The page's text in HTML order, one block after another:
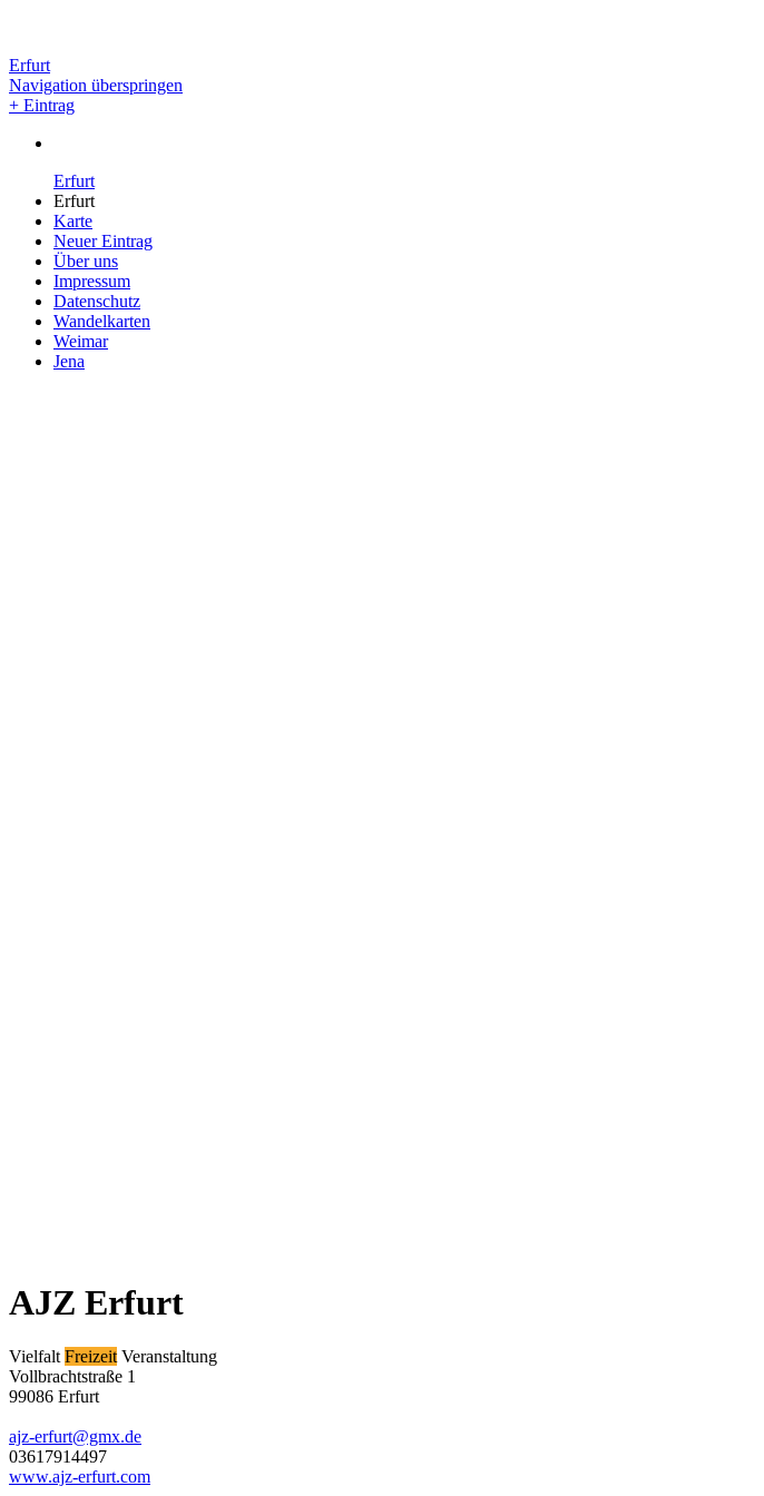
Erfurt
Navigation überspringen
+ Eintrag
Erfurt
Erfurt
Karte
Neuer Eintrag
Über uns
Impressum
Datenschutz
Wandelkarten
Weimar
Jena
AJZ Erfurt
Vielfalt Freizeit Veranstaltung
Vollbrachtstraße 1
99086 Erfurt
ajz-erfurt@gmx.de
03617914497
www.ajz-erfurt.com